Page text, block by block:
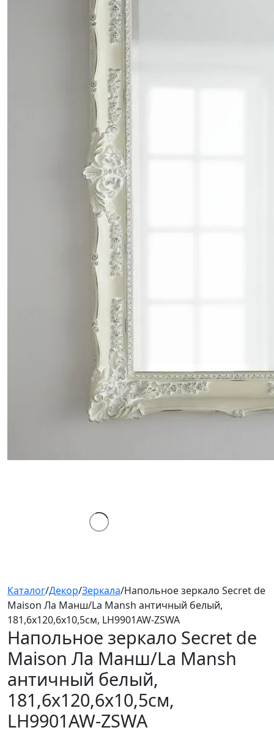
Каталог/Декор/Зеркала/Напольное зеркало Secret de
Maison Ла Манш/La Mansh античный белый,
181,6х120,6х10,5см, LH9901AW-ZSWA
Напольное зеркало Secret de
Maison Ла Манш/La Mansh
античный белый,
181,6х120,6х10,5см,
LH9901AW-ZSWA